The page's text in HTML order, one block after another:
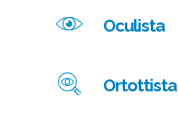
Oculista
Ortottista